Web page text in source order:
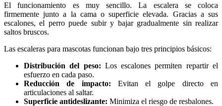
El funcionamiento es muy sencillo. La escalera se coloca
firmemente junto a la cama o superficie elevada. Gracias a sus
escalones, el perro puede subir y bajar gradualmente sin realizar
saltos bruscos.
Las escaleras para mascotas funcionan bajo tres principios básicos:
Distribución del peso: Los escalones permiten repartir el
esfuerzo en cada paso.
Reducción de impacto: Evitan el golpe directo en
articulaciones al saltar.
Superficie antideslizante: Minimiza el riesgo de resbalones.